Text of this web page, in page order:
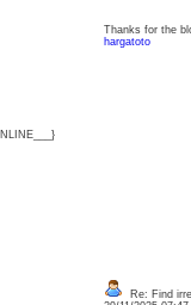
Thanks for the
hargatoto
Re: Find